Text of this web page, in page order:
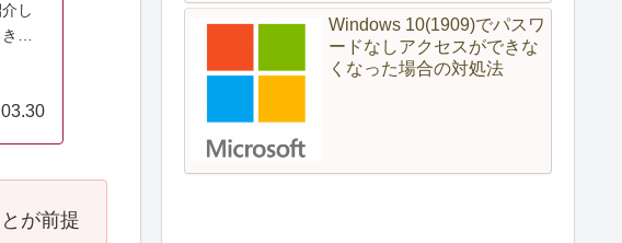
し
に
が前提
Windows 10(1909)でパスワ
ードなしアクセスができな
くなった場合の対処法